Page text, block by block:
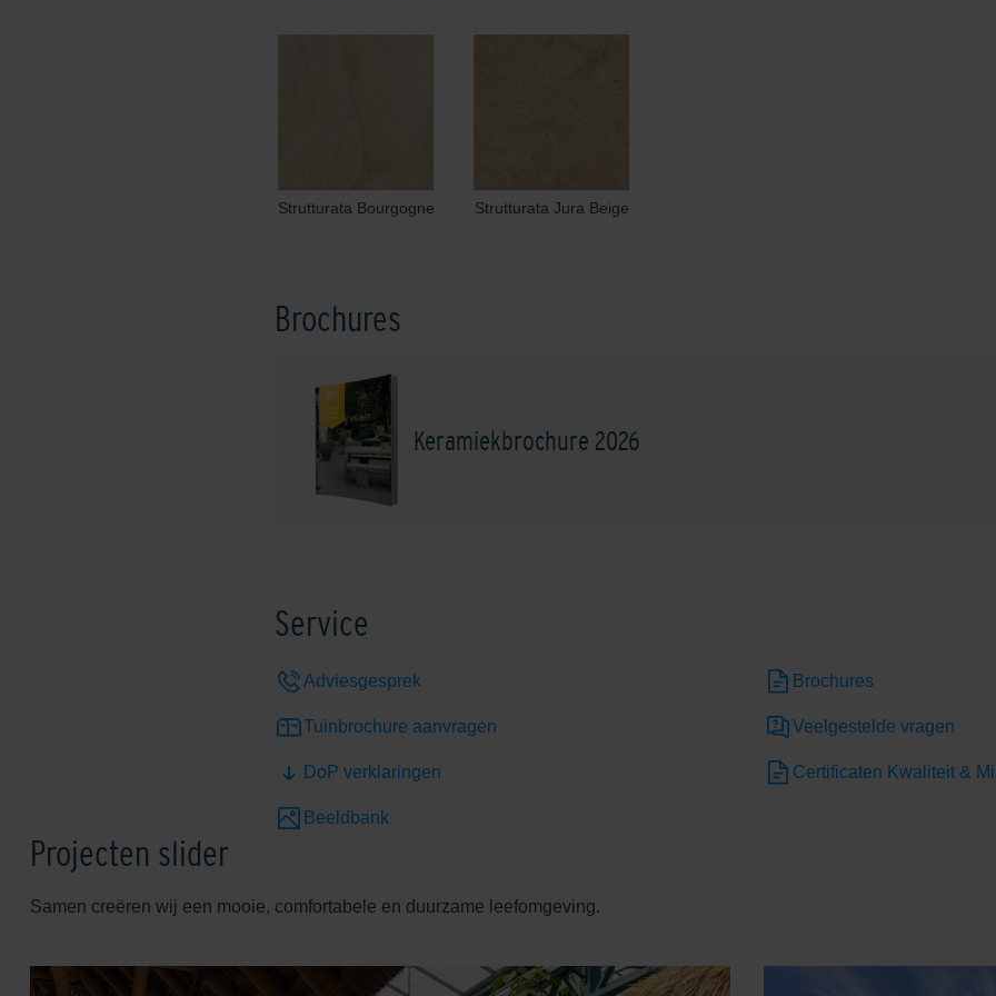
Strutturata Bourgogne Strutturata Jura Beige
Brochures
Keramiekbrochure 2026
Service
Adviesgesprek Brochures
Tuinbrochure aanvragen Veelgestelde vragen
DoP verklaringen Certificaten Kwaliteit &
Beeldbank
Projecten slider
Samen creëren wij een mooie, comfortabele en duurzame leefomgeving.